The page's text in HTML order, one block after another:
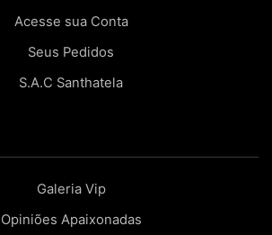
Acesse sua Conta
Seus Pedidos
S.A.C Santhatela
Galeria Vip
Opiniões Apaixonadas